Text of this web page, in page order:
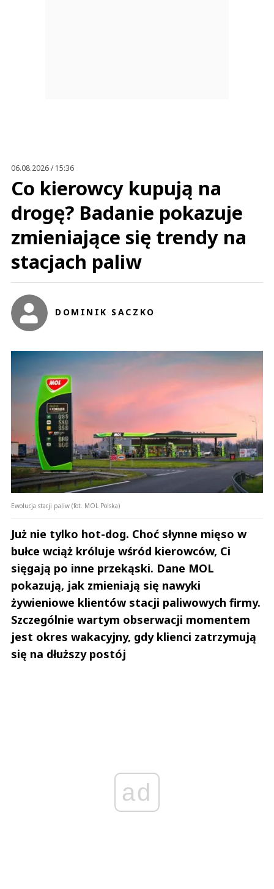
06.08.2026 / 15:36
Co kierowcy kupują na
drogę? Badanie pokazuje
zmieniające się trendy na
stacjach paliw
DOMINIK SACZKO
Ewolucja stacji paliw (fot. MOL Polska)
Już nie tylko hot-dog. Choć słynne mięso w
bułce wciąż króluje wśród kierowców, Ci
sięgają po inne przekąski. Dane MOL
pokazują, jak zmieniają się nawyki
żywieniowe klientów stacji paliwowych firmy.
Szczególnie wartym obserwacji momentem
jest okres wakacyjny, gdy klienci zatrzymują
się na dłuższy postój
ad